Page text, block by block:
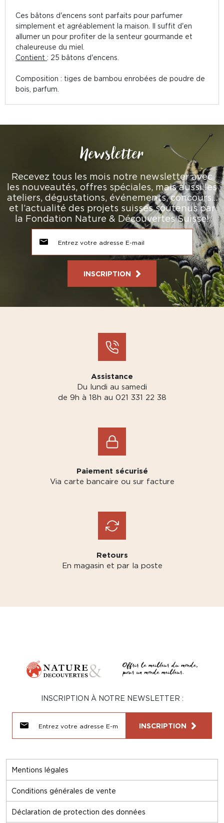
Ces bâtons d'encens sont parfaits pour parfumer
simplement et agréablement la maison. Il suffit d'en
allumer un pour profiter de la senteur gourmande et
chaleureuse du miel.
Contient : 25 bâtons d'encens.
Composition : tiges de bambou enrobées de poudre de
bois, parfum.
Newsletter
Recevez tous les mois notre newsletter avec
les nouveautés, offres spéciales, mais aussi les
ateliers, dégustations, événements, concours…
et l’actualité des projets suisses soutenus par
la Fondation Nature & Découvertes Suisse!
INSCRIPTION
Assistance
Du lundi au samedi
de 9h à 18h au 021 331 22 38
Paiement sécurisé
Via carte bancaire ou sur facture
Retours
En magasin et par la poste
Mentions légales
Conditions générales de vente
Déclaration de protection des données
INSCRIPTION À NOTRE NEWSLETTER :
INSCRIPTION